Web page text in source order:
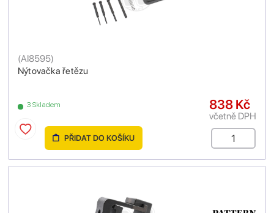
Nýtovačka řetězu
(AI8595)
3 Skladem 838 Kč
včetně DPH
PŘIDAT DO KOŠÍKU